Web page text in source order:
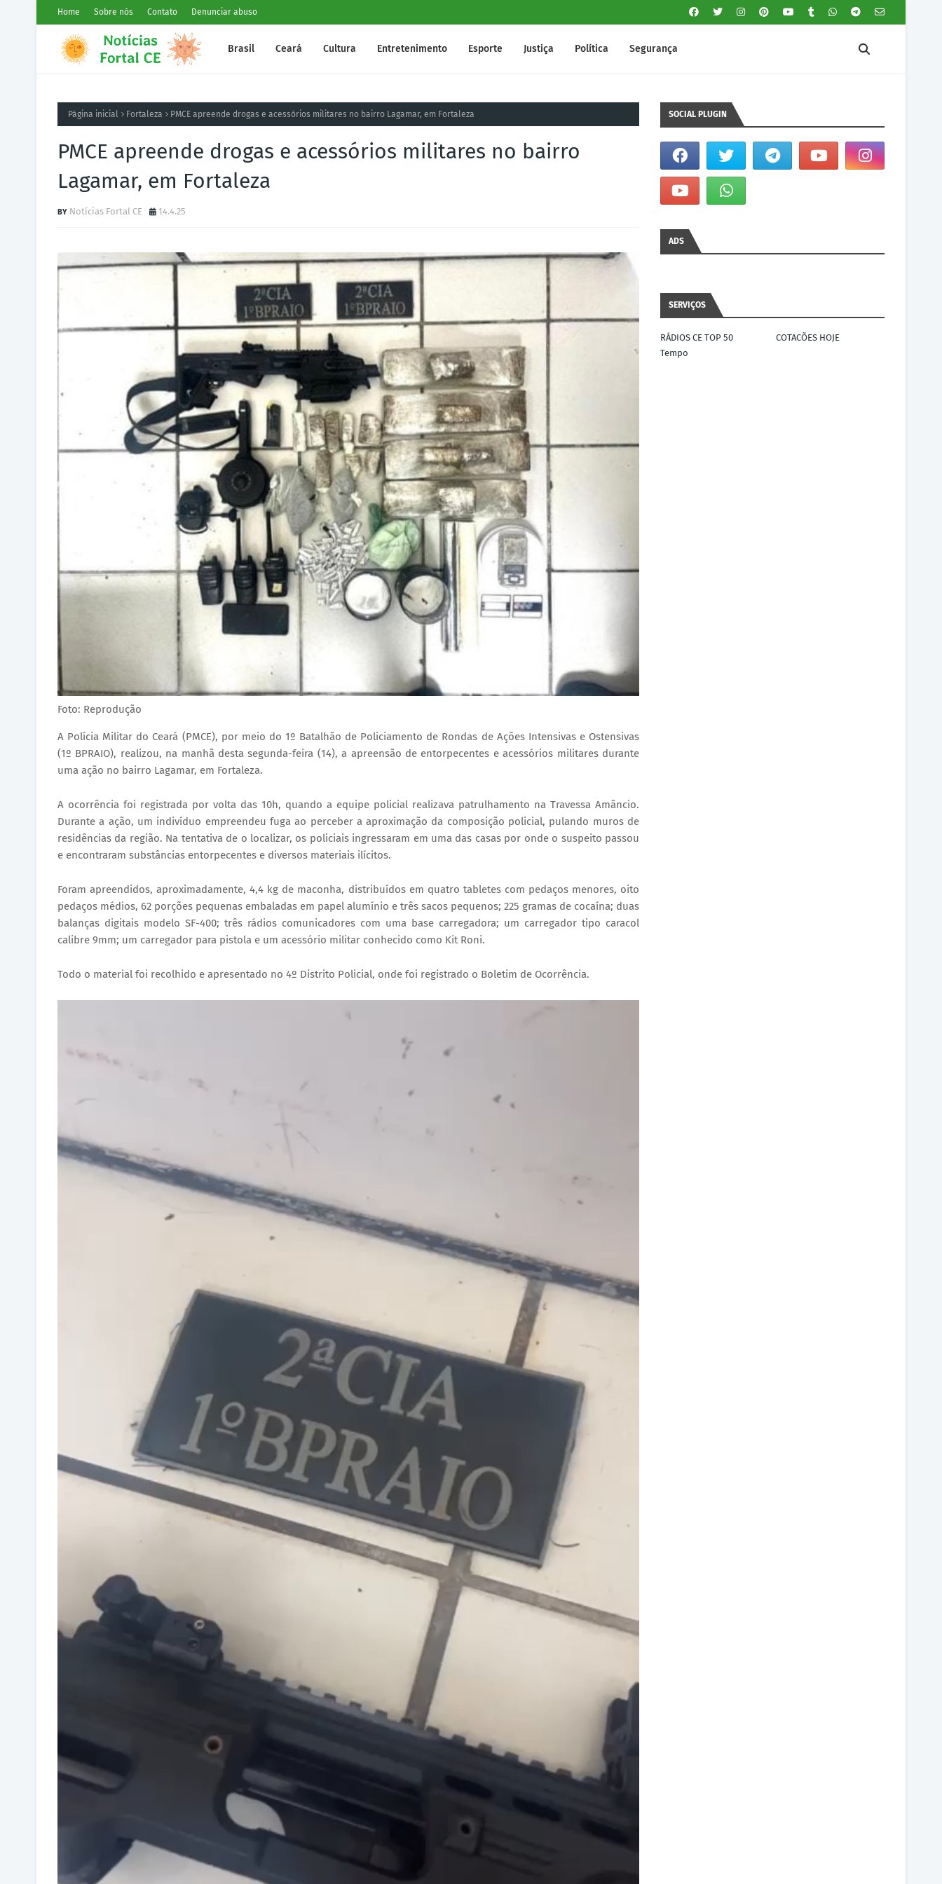
Home Sobre nós Contato Denunciar abuso
Brasil Ceará Cultura Entretenimento Esporte Justiça Política Segurança
Página inicial Fortaleza PMCE apreende drogas e acessórios militares no bairro Lagamar, em Fortaleza
PMCE apreende drogas e acessórios militares no bairro
Lagamar, em Fortaleza
Notícias Fortal CE 14.4.25
Foto: Reprodução
A Polícia Militar do Ceará (PMCE), por meio do 1º Batalhão de Policiamento de Rondas de Ações Intensivas e Ostensivas
(1º BPRAIO), realizou, na manhã desta segunda-feira (14), a apreensão de entorpecentes e acessórios militares durante
uma ação no bairro Lagamar, em Fortaleza.
A ocorrência foi registrada por volta das 10h, quando a equipe policial realizava patrulhamento na Travessa Amâncio.
Durante a ação, um indivíduo empreendeu fuga ao perceber a aproximação da composição policial, pulando muros de
residências da região. Na tentativa de o localizar, os policiais ingressaram em uma das casas por onde o suspeito passou
e encontraram substâncias entorpecentes e diversos materiais ilícitos.
Foram apreendidos, aproximadamente, 4,4 kg de maconha, distribuídos em quatro tabletes com pedaços menores, oito
pedaços médios, 62 porções pequenas embaladas em papel alumínio e três sacos pequenos; 225 gramas de cocaína; duas
balanças digitais modelo SF-400; três rádios comunicadores com uma base carregadora; um carregador tipo caracol
calibre 9mm; um carregador para pistola e um acessório militar conhecido como Kit Roni.
Todo o material foi recolhido e apresentado no 4º Distrito Policial, onde foi registrado o Boletim de Ocorrência.
SOCIAL PLUGIN
ADS
SERVIÇOS
RÁDIOS CE TOP 50
COTACÕES HOJE
Tempo